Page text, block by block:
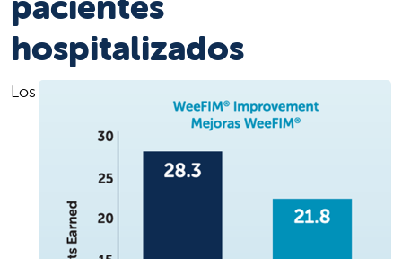
hospitalizados
Los